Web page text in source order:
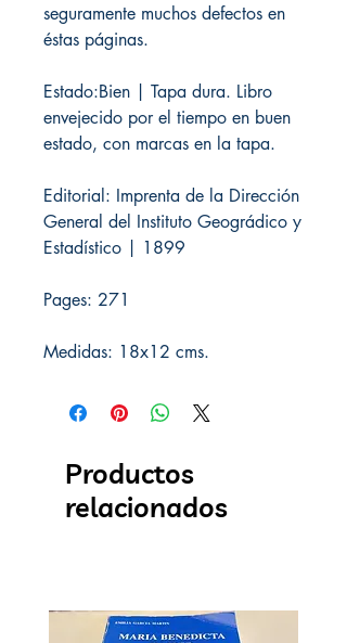
seguramente muchos defectos en
éstas páginas.
Estado:Bien | Tapa dura. Libro
envejecido por el tiempo en buen
estado, con marcas en la tapa.
Editorial: Imprenta de la Dirección
General del Instituto Geográdico y
Estadístico | 1899
Pages: 271
Medidas: 18x12 cms.
Productos
relacionados